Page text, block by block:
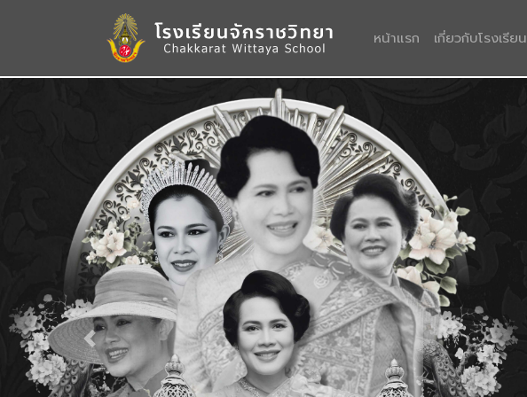
หน้าแรก (current)
เกี่ยวกับโรงเรียน
Previous